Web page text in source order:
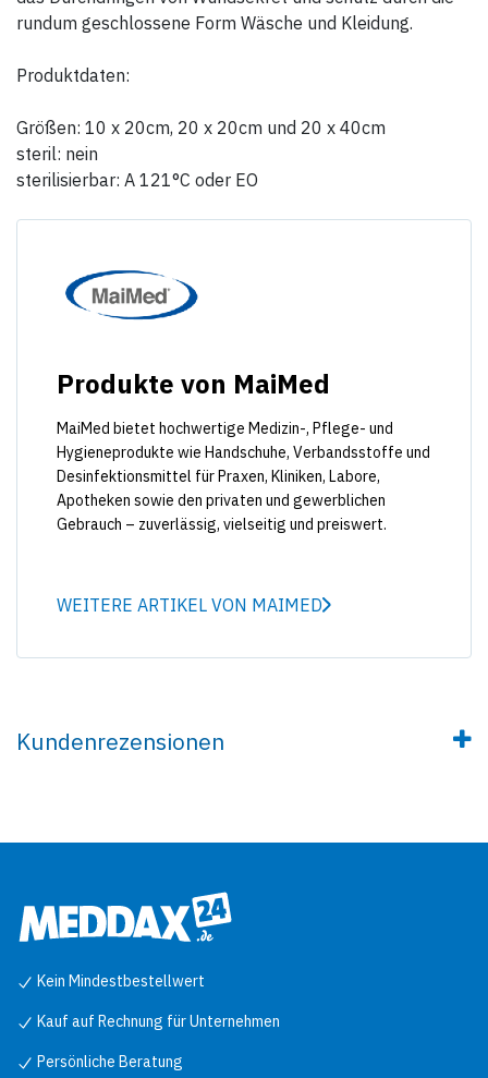
rundum geschlossene Form Wäsche und Kleidung.
Produktdaten:
Größen: 10 x 20cm, 20 x 20cm und 20 x 40cm
steril: nein
sterilisierbar: A 121°C oder EO
Produkte von MaiMed
MaiMed bietet hochwertige Medizin-, Pflege- und
Hygieneprodukte wie Handschuhe, Verbandsstoffe und
Desinfektionsmittel für Praxen, Kliniken, Labore,
Apotheken sowie den privaten und gewerblichen
Gebrauch – zuverlässig, vielseitig und preiswert.
WEITERE ARTIKEL VON MAIMED
Kundenrezensionen
Kein Mindestbestellwert
Kauf auf Rechnung für Unternehmen
Persönliche Beratung